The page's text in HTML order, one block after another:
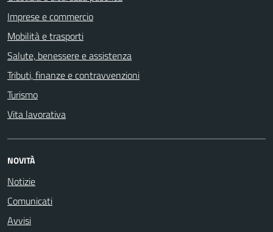
Imprese e commercio
Mobilità e trasporti
Salute, benessere e assistenza
Tributi, finanze e contravvenzioni
Turismo
Vita lavorativa
NOVITÀ
Notizie
Comunicati
Avvisi